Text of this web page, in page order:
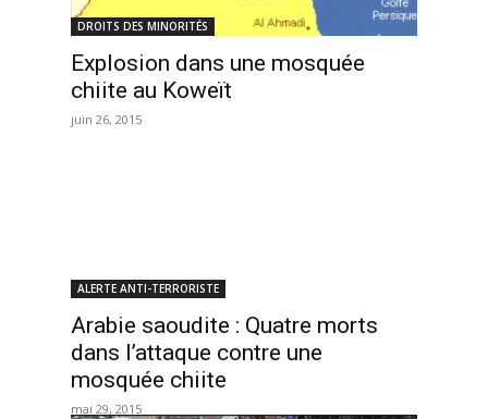
DROITS DES MINORITÉS
Explosion dans une mosquée
chiite au Koweït
juin 26, 2015
ALERTE ANTI-TERRORISTE
Arabie saoudite : Quatre morts
dans l’attaque contre une
mosquée chiite
mai 29, 2015